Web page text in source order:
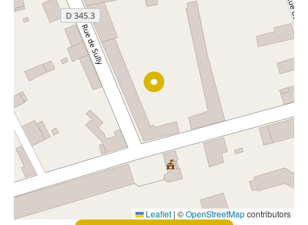
Leaflet | ©OpenStreetMapcontributors